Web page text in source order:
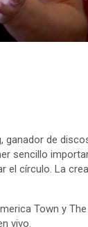
de
sencillo
el círculo. La
Town y
vivo.